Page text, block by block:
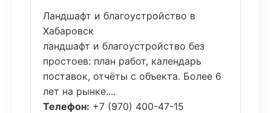
Ландшафт и благоустройство в
Хабаровск
ландшафт и благоустройство без
простоев: план работ, календарь
поставок, отчёты с объекта. Более 6
лет на рынке....
Телефон: +7 (970) 400-47-15